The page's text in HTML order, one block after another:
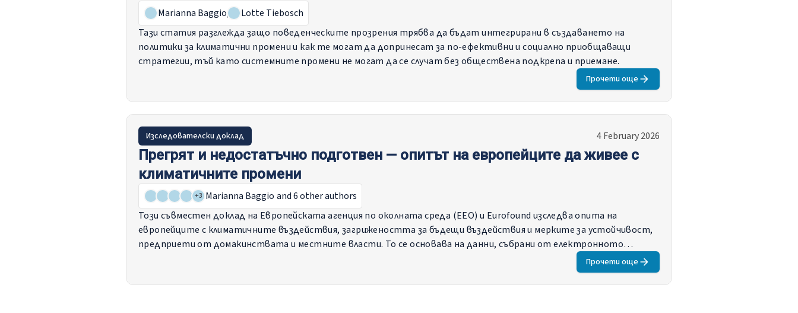
Marianna Baggio,
Lotte Tiebosch
Тази статия разглежда защо поведенческите прозрения трябва да бъдат интегрирани в създаването на
политики за климатични промени и как те могат да допринесат за по-ефективни и социално приобщаващи
стратегии, тъй като системните промени не могат да се случат без обществена подкрепа и приемане.
Прочети още
Изследователски доклад 4 February 2026
Прегрят и недостатъчно подготвен — опитът на европейците да живее с
климатичните промени
+3 Marianna Baggio and 6 other authors
Този съвместен доклад на Европейската агенция по околната среда (ЕЕО) и Eurofound изследва опита на
европейците с климатичните въздействия, загрижеността за бъдещи въздействия и мерките за устойчивост,
предприети от домакинствата и местните власти. То се основава на данни, събрани от електронното
проучване Eurofound за 2025 г. "Живот и работа в ЕС", и подчертава как климатичната устойчивост варира
между региони и демографски групи, включително особено уязвими популации. Важно е, че докладът предоставя
първия европейски преглед на приложените мерки за климатична устойчивост – както на ниво домакинства,
Прочети още